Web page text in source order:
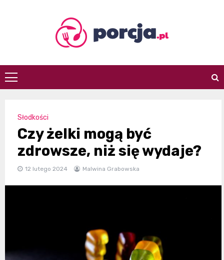
porcja.pl
Słodkości
Czy żelki mogą być
zdrowsze, niż się wydaje?
12 lutego 2024 Malwina Grabowska